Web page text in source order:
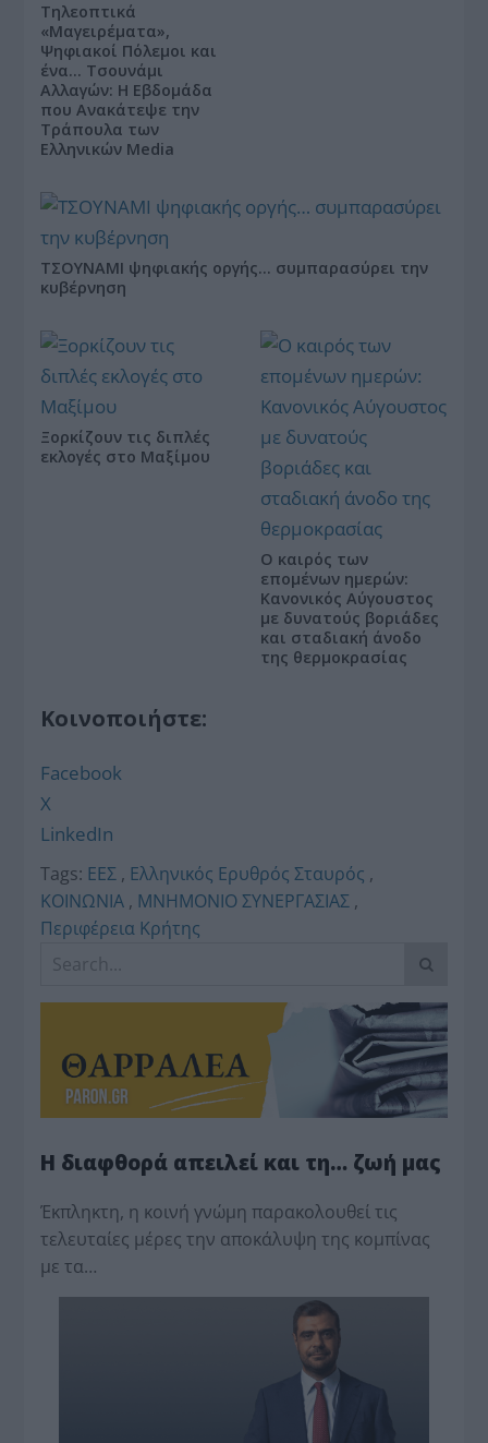
Τηλεοπτικά
«Μαγειρέματα»,
Ψηφιακοί Πόλεμοι και
ένα… Τσουνάμι
Αλλαγών: Η Εβδομάδα
που Ανακάτεψε την
Τράπουλα των
Ελληνικών Media
ΤΣΟΥΝΑΜΙ ψηφιακής οργής… συμπαρασύρει την
κυβέρνηση
Ξορκίζουν τις διπλές
εκλογές στο Μαξίμου
Ο καιρός των
επομένων ημερών:
Κανονικός Αύγουστος
με δυνατούς βοριάδες
και σταδιακή άνοδο
της θερμοκρασίας
Κοινοποιήστε:
Facebook
X
LinkedIn
Tags: ΕΕΣ , Ελληνικός Ερυθρός Σταυρός ,
ΚΟΙΝΩΝΙΑ , ΜΝΗΜΟΝΙΟ ΣΥΝΕΡΓΑΣΙΑΣ ,
Περιφέρεια Κρήτης
Η διαφθορά απειλεί και τη… ζωή μας
Έκπληκτη, η κοινή γνώμη παρακολουθεί τις
τελευταίες μέρες την αποκάλυψη της κο­μπίνας
με τα…